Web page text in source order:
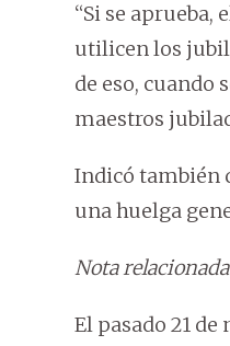
“Si se
utilicen los
de eso, cuando
maestros
Indicó también
una huelga
Nota
El pasado 21